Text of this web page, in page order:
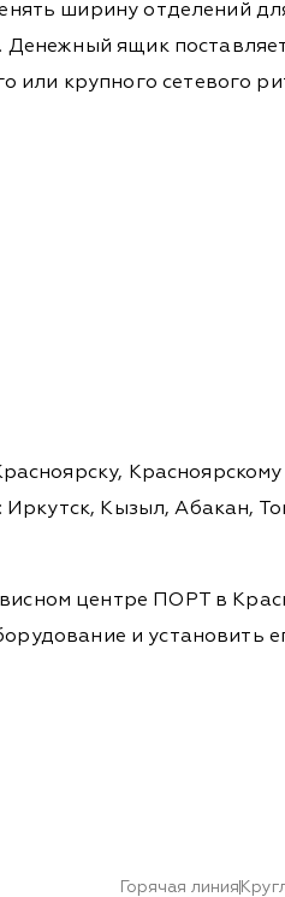
ширину отделений
Денежный ящик
крупного сетевого
Кызыл, Абакан,
центре ПОРТ в
и установить
Горячая линия